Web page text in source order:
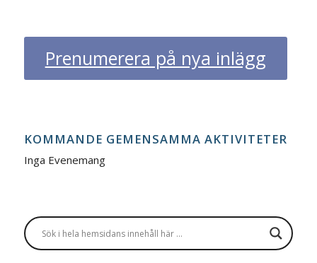
Prenumerera på nya inlägg
KOMMANDE GEMENSAMMA AKTIVITETER
Inga Evenemang